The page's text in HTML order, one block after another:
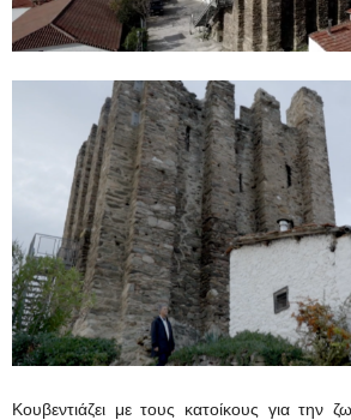
Κουβεντιάζει με τους κατοίκους για την